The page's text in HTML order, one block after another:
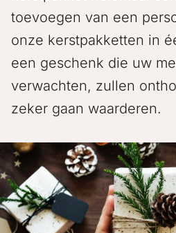
toevoegen van een
onze kerstpakketten in
een geschenk die uw
verwachten, zullen
zeker gaan waarderen.